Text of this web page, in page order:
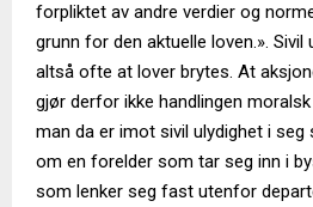
forpliktet av andre verdier og
grunn for den aktuelle loven.».
altså ofte at lover brytes. At
gjør derfor ikke handlingen
man da er imot sivil ulydighet i seg
om en forelder som tar seg inn i
som lenker seg fast utenfor